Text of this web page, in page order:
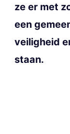
ze er met
een
veiligheid
staan.